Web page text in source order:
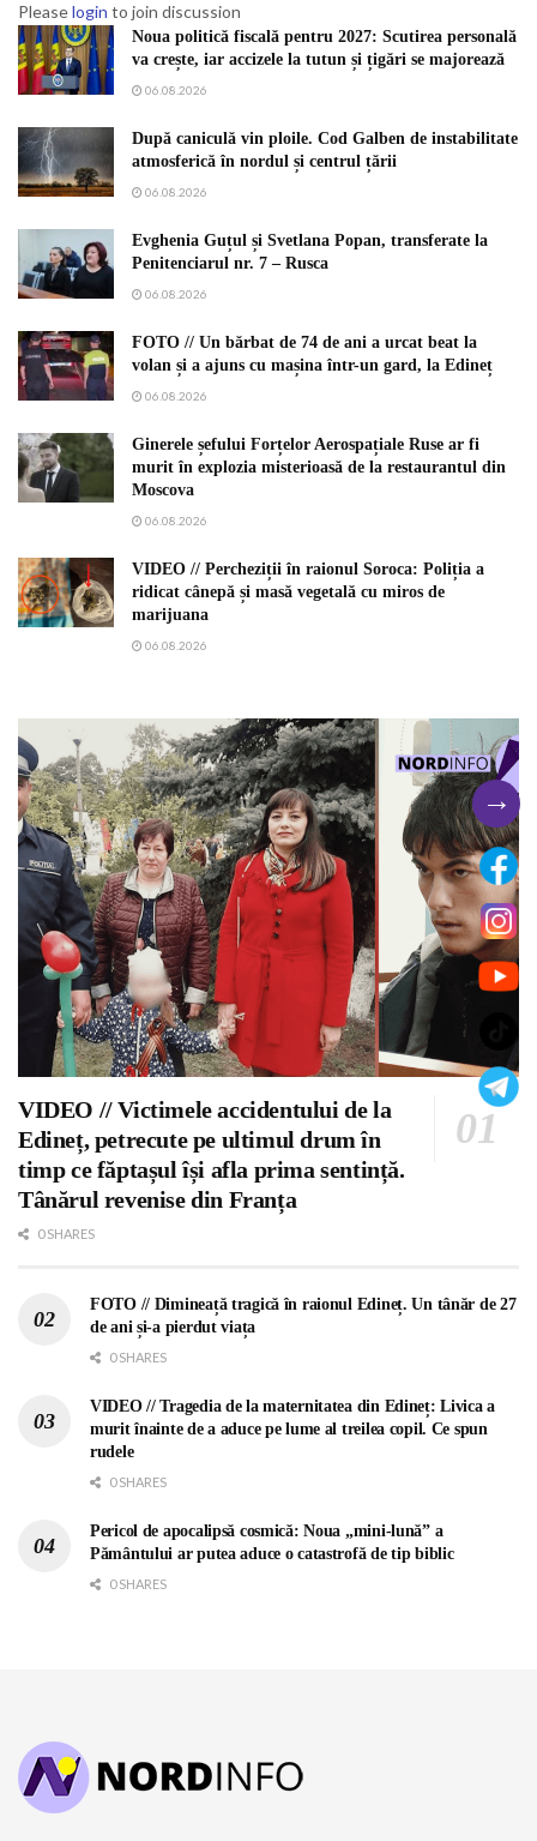
Pleaselogin to join discussion
Noua politică fiscală pentru 2027: Scutirea personală
va crește, iar accizele la tutun și țigări se majorează
06.08.2026
După caniculă vin ploile. Cod Galben de instabilitate
atmosferică în nordul și centrul țării
06.08.2026
Evghenia Guțul și Svetlana Popan, transferate la
Penitenciarul nr. 7 – Rusca
06.08.2026
FOTO // Un bărbat de 74 de ani a urcat beat la
volan și a ajuns cu mașina într-un gard, la Edineț
06.08.2026
Ginerele șefului Forțelor Aerospațiale Ruse ar fi
murit în explozia misterioasă de la restaurantul din
Moscova
06.08.2026
VIDEO // Percheziții în raionul Soroca: Poliția a
ridicat cânepă și masă vegetală cu miros de
marijuana
06.08.2026
VIDEO // Victimele accidentului de la
Edineț, petrecute pe ultimul drum în
timp ce făptașul își afla prima sentință.
Tânărul revenise din Franța
0 SHARES
FOTO // Dimineață tragică în raionul Edineț. Un tânăr de 27
de ani și-a pierdut viața
0 SHARES
VIDEO // Tragedia de la maternitatea din Edineț: Livica a
murit înainte de a aduce pe lume al treilea copil. Ce spun
rudele
0 SHARES
Pericol de apocalipsă cosmică: Noua „mini-lună” a
Pământului ar putea aduce o catastrofă de tip biblic
0 SHARES
→